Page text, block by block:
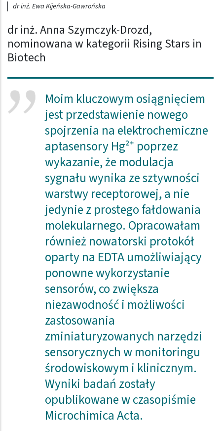
dr inż. Ewa Kijeńska-Gawrońska
dr inż. Anna Szymczyk-Drozd,
nominowana w kategorii Rising Stars in
Biotech
Moim kluczowym osiągnięciem
jest przedstawienie nowego
spojrzenia na elektrochemiczne
aptasensory Hg²⁺ poprzez
wykazanie, że modulacja
sygnału wynika ze sztywności
warstwy receptorowej, a nie
jedynie z prostego fałdowania
molekularnego. Opracowałam
również nowatorski protokół
oparty na EDTA umożliwiający
ponowne wykorzystanie
sensorów, co zwiększa
niezawodność i możliwości
zastosowania
zminiaturyzowanych narzędzi
sensorycznych w monitoringu
środowiskowym i klinicznym.
Wyniki badań zostały
opublikowane w czasopiśmie
Microchimica Acta.